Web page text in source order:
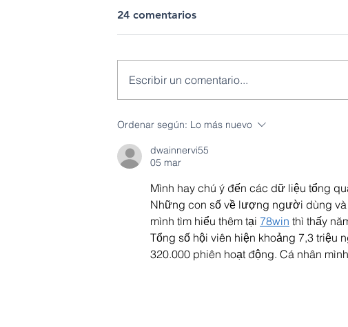
ECSA obtuvo la certificación
su Sistema de Gestión de la
Energía
24 comentarios
Escribir un comentario...
Ordenar según: Lo más nuevo
dwainnervi55
05 mar
Mình hay chú ý đến các dữ liệu tổng
Những con số về lượng người dùng
mình tìm hiểu thêm tại 78win thì thấy
Tổng số hội viên hiện khoảng 7,3 triệu
320.000 phiên hoạt động. Cá nhân